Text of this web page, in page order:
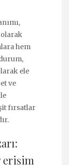
hem
ele
ve
fırsatlar
erişim